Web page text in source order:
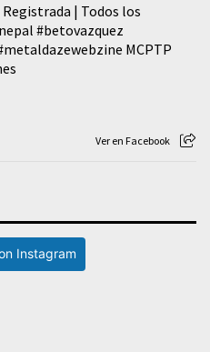
| Todos los
#betovazquez
MCPTP
Ver en Facebook
Instagram